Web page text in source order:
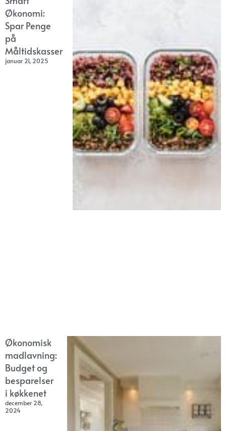
Økonomi:
Spar Penge
på
Måltidskasser
januar 21, 2025
Økonomisk
madlavning:
Budget og
besparelser
i køkkenet
december 28,
2024